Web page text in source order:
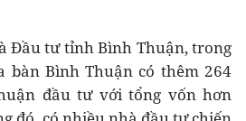
Đầu tư tỉnh Bình Thuận, trong
bàn Bình Thuận có thêm 264
đầu tư với tổng vốn hơn